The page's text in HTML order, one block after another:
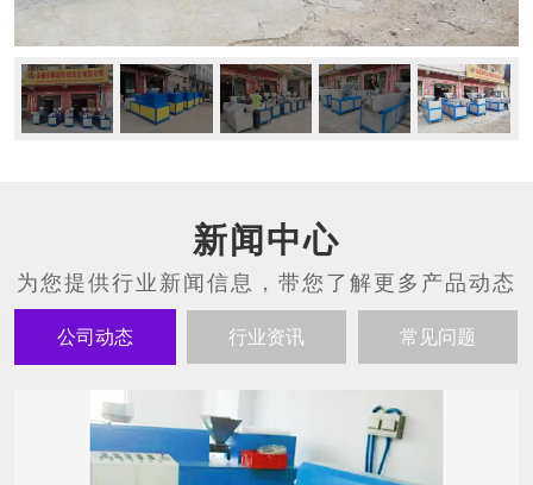
新闻中心
公司动态 行业资讯 常见问题